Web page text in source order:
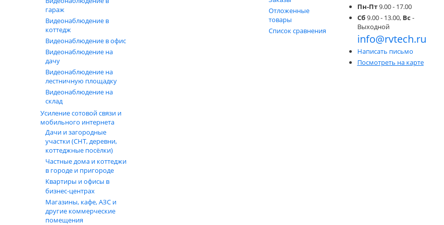
гараж
Видеонаблюдение в
коттедж
Видеонаблюдение в офис
Видеонаблюдение на
дачу
Видеонаблюдение на
лестничную площадку
Видеонаблюдение на
склад
Усиление сотовой связи и
мобильного интернета
Дачи и загородные
участки (СНТ, деревни,
коттеджные посёлки)
Частные дома и коттеджи
в городе и пригороде
Квартиры и офисы в
бизнес‑центрах
Магазины, кафе, АЗС и
другие коммерческие
помещения
Отложенные
товары
Список сравнения
Пн-Пт9.00 - 17.00
Сб9.00 - 13.00, Вс -
Выходной
info@rvtech.ru
Написать письмо
Посмотреть на карте